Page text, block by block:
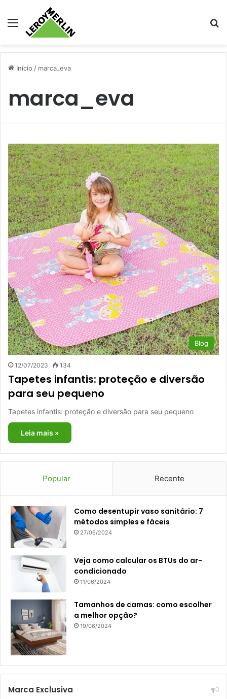
Menu
Início / marca_eva
marca_eva
Blog
12/07/2023 134
Tapetes infantis: proteção e diversão
para seu pequeno
Tapetes infantis: proteção e diversão para seu pequeno
Leia mais »
Popular Recente
Como desentupir vaso sanitário: 7
métodos simples e fáceis
27/06/2024
Veja como calcular os BTUs do ar-
condicionado
11/06/2024
Tamanhos de camas: como escolher
a melhor opção?
19/06/2024
Marca Exclusiva